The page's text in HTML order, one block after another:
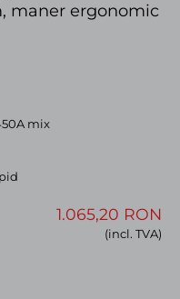
maner ergonomic
mix
1.065,20 RON
(incl. TVA)